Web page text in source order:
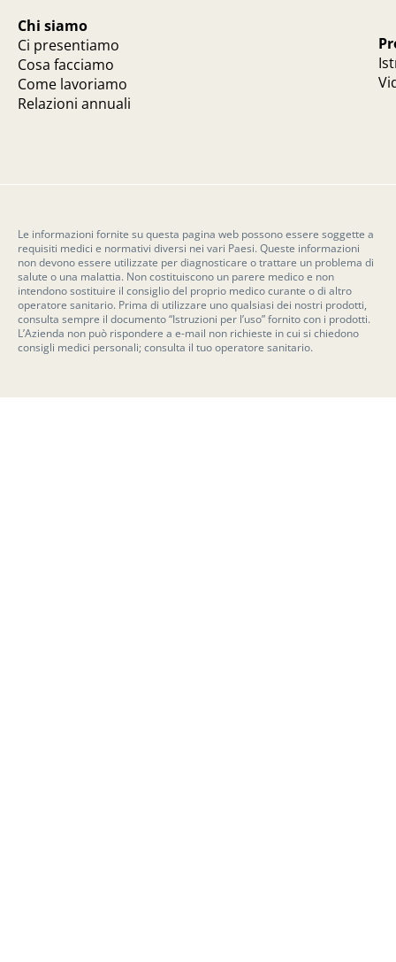
Chi siamo
Ci presentiamo
Cosa facciamo
Come lavoriamo
Relazioni annuali
Le informazioni fornite su questa pagina web possono essere soggette a
requisiti medici e normativi diversi nei vari Paesi. Queste informazioni
non devono essere utilizzate per diagnosticare o trattare un problema di
salute o una malattia. Non costituiscono un parere medico e non
intendono sostituire il consiglio del proprio medico curante o di altro
operatore sanitario. Prima di utilizzare uno qualsiasi dei nostri prodotti,
consulta sempre il documento “Istruzioni per l’uso” fornito con i prodotti.
L’Azienda non può rispondere a e-mail non richieste in cui si chiedono
consigli medici personali; consulta il tuo operatore sanitario.